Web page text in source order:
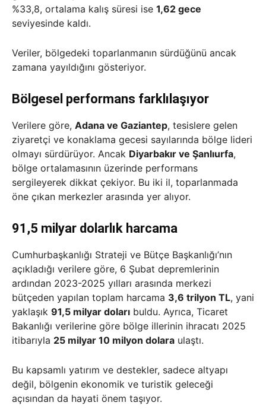
%33,8, ortalama kalış süresi ise 1,62 gece
seviyesinde kaldı.
Veriler, bölgedeki toparlanmanın sürdüğünü ancak
zamana yayıldığını gösteriyor.
Bölgesel performans farklılaşıyor
Verilere göre, Adana ve Gaziantep, tesislere gelen
ziyaretçi ve konaklama gecesi sayılarında bölge lideri
olmayı sürdürüyor. Ancak Diyarbakır ve Şanlıurfa,
bölge ortalamasının üzerinde performans
sergileyerek dikkat çekiyor. Bu iki il, toparlanmada
öne çıkan merkezler arasında yer alıyor.
91,5 milyar dolarlık harcama
Cumhurbaşkanlığı Strateji ve Bütçe Başkanlığı’nın
açıkladığı verilere göre, 6 Şubat depremlerinin
ardından 2023-2025 yılları arasında merkezi
bütçeden yapılan toplam harcama 3,6 trilyon TL, yani
yaklaşık 91,5 milyar doları buldu. Ayrıca, Ticaret
Bakanlığı verilerine göre bölge illerinin ihracatı 2025
itibarıyla 25 milyar 10 milyon dolara ulaştı.
Bu kapsamlı yatırım ve destekler, sadece altyapı
değil, bölgenin ekonomik ve turistik geleceği
açısından da hayati önem taşıyor.